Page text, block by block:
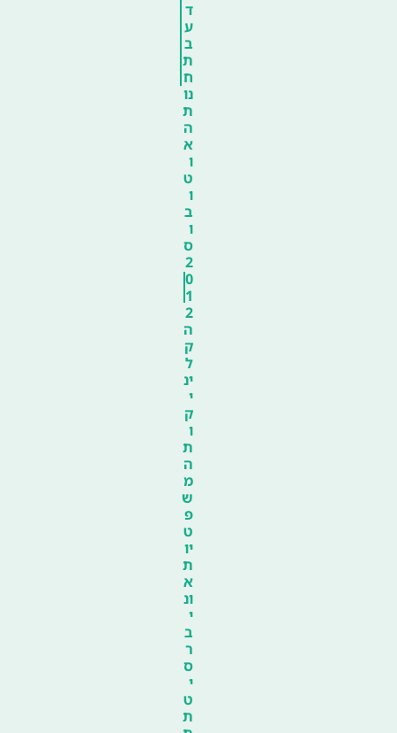
ד
ע
ב
ת
ח
נו
ת
ה
א
ו
ט
ו
ב
ו
ס
2
0
1
2
ה
ק
ל
ינ
י
ק
ו
ת
ה
מ
ש
פ
ט
יו
ת
א
ונ
י
ב
ר
ס
י
ט
ת